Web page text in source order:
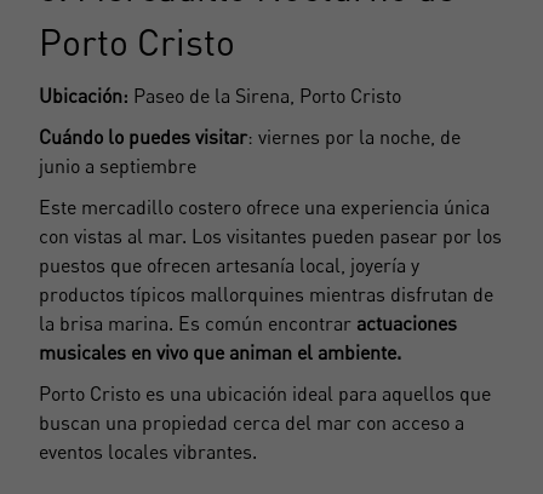
Porto Cristo
Ubicación: Paseo de la Sirena, Porto Cristo
Cuándo lo puedes visitar: viernes por la noche, de
junio a septiembre
Este mercadillo costero ofrece una experiencia única
con vistas al mar. Los visitantes pueden pasear por los
puestos que ofrecen artesanía local, joyería y
productos típicos mallorquines mientras disfrutan de
la brisa marina. Es común encontrar actuaciones
musicales en vivo que animan el ambiente.
Porto Cristo es una ubicación ideal para aquellos que
buscan una propiedad cerca del mar con acceso a
eventos locales vibrantes.